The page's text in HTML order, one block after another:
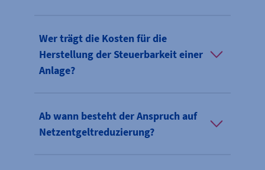
Wer trägt die Kosten für die
Herstellung der Steuerbarkeit einer
Anlage?
Ab wann besteht der Anspruch auf
Netzentgeltreduzierung?